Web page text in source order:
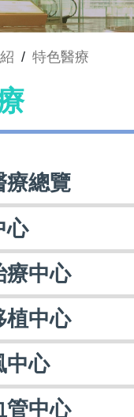
/ 特色醫療
療總覽
心
療中心
植中心
中心
管中心